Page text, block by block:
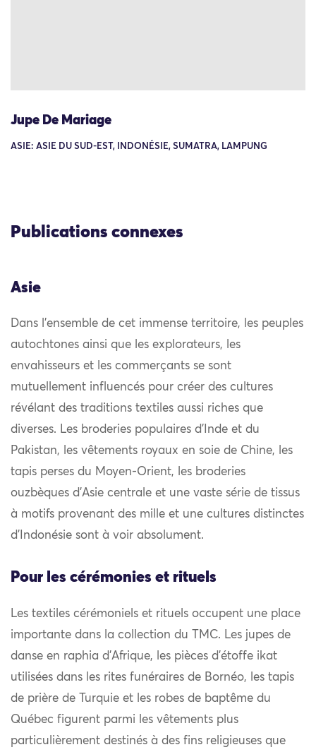
Jupe De Mariage
ASIE: ASIE DU SUD-EST, INDONÉSIE, SUMATRA, LAMPUNG
Publications connexes
Asie
Dans l’ensemble de cet immense territoire, les peuples
autochtones ainsi que les explorateurs, les
envahisseurs et les commerçants se sont
mutuellement influencés pour créer des cultures
révélant des traditions textiles aussi riches que
diverses. Les broderies populaires d’Inde et du
Pakistan, les vêtements royaux en soie de Chine, les
tapis perses du Moyen-Orient, les broderies
ouzbèques d’Asie centrale et une vaste série de tissus
à motifs provenant des mille et une cultures distinctes
d’Indonésie sont à voir absolument.
Pour les cérémonies et rituels
Les textiles cérémoniels et rituels occupent une place
importante dans la collection du TMC. Les jupes de
danse en raphia d’Afrique, les pièces d’étoffe ikat
utilisées dans les rites funéraires de Bornéo, les tapis
de prière de Turquie et les robes de baptême du
Québec figurent parmi les vêtements plus
particulièrement destinés à des fins religieuses que